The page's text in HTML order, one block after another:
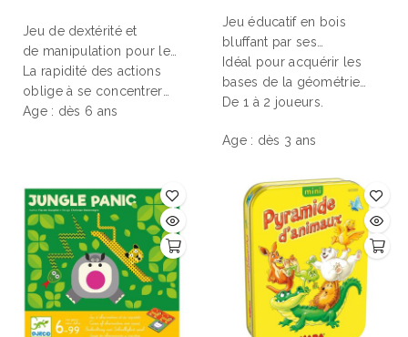
Jeu de dextéritéet
de manipulation pour les
enfantsdès 6 ans. Unjeu
d'adressedans lequel
vous devrez reproduire
La rapidité des actions
oblige à se concentrer
pour réussir à faire tenir
Age : dès 6 ans
Jeu éducatif en bois
bluffant par ses
possibilités d'évolution.
Idéal pour acquérir les
bases de la géométrie
dans l'espace, ce jeu
rapide à réaliser les défis
De 1 à 2 joueurs.
Age : dès 3 ans